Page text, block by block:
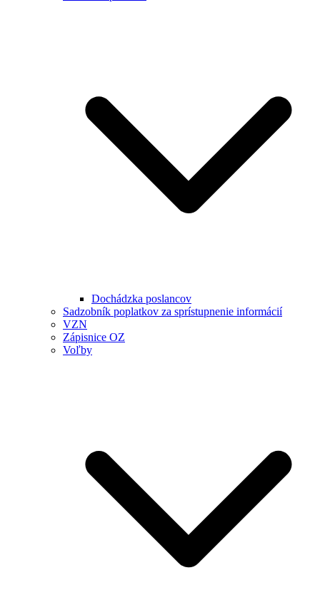
Dochádzka poslancov
Sadzobník poplatkov za sprístupnenie informácií
VZN
Zápisnice OZ
Voľby